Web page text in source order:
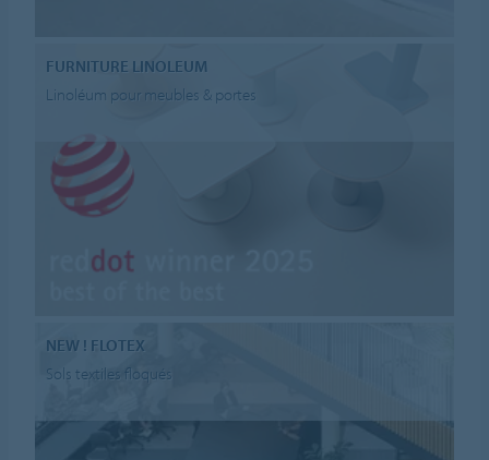
FURNITURE LINOLEUM
Linoléum pour meubles & portes
NEW ! FLOTEX
Sols textiles floqués